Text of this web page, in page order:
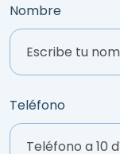
Nombre
Teléfono